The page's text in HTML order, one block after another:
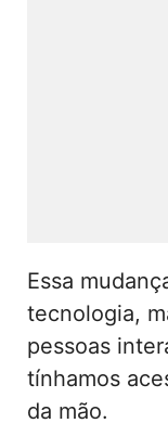
Essa
tecnologia,
pessoas
tínhamos
da mão.